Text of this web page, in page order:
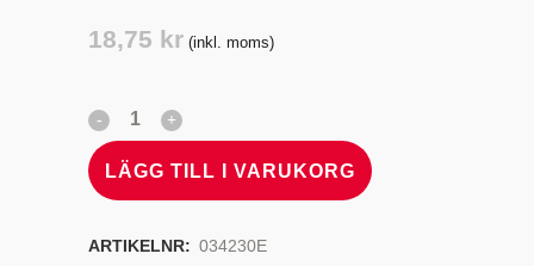
18,75 kr (inkl. moms)
LÄGG TILL I VARUKORG
ARTIKELNR: 034230E